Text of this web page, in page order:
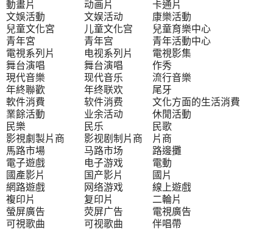
動畫片 动画片 卡通片
文娛活動 文娱活动 康樂活動
兒童文化宮 儿童文化宫 兒童育樂中心
青年宮 青年宫 青年活動中心
電視系列片 电视系列片 電視影集
舞台演唱 舞台演唱 作秀
現代音樂 现代音乐 流行音樂
年終聯歡 年终联欢 尾牙
軟件消費 软件消费 文化方面的生活消費
業餘活動 业余活动 休閒活動
民樂 民乐 民歌
影視劇製片商 影视剧制片商 片商
馬路市場 马路市场 路邊攤
電子遊戲 电子游戏 電動
國產影片 国产影片 國片
網路遊戲 网络游戏 線上遊戲
複印片 复印片 二輪片
螢屏廣告 荧屏广告 電視廣告
可視歌曲 可视歌曲 伴唱帶